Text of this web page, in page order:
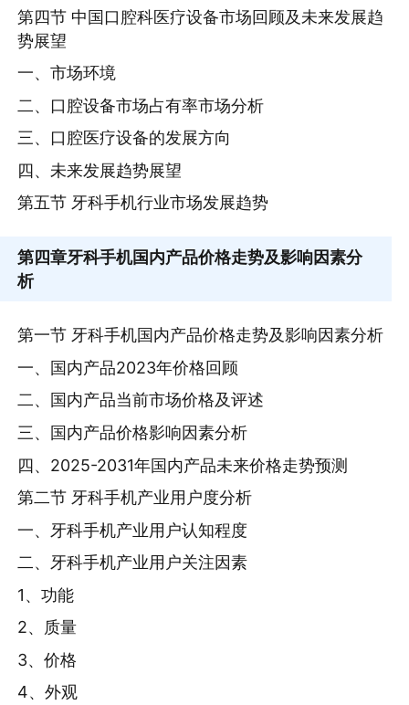
第四节 中国口腔科医疗设备市场回顾及未来发展趋
势展望
一、市场环境
二、口腔设备市场占有率市场分析
三、口腔医疗设备的发展方向
四、未来发展趋势展望
第五节 牙科手机行业市场发展趋势
第四章牙科手机国内产品价格走势及影响因素分
析
第一节 牙科手机国内产品价格走势及影响因素分析
一、国内产品2023年价格回顾
二、国内产品当前市场价格及评述
三、国内产品价格影响因素分析
四、2025-2031年国内产品未来价格走势预测
第二节 牙科手机产业用户度分析
一、牙科手机产业用户认知程度
二、牙科手机产业用户关注因素
1、功能
2、质量
3、价格
4、外观